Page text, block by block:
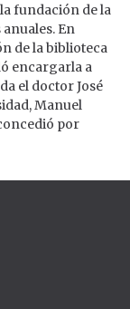
fundación de la
En
de la biblioteca
encargarla a
el doctor José
Manuel
por